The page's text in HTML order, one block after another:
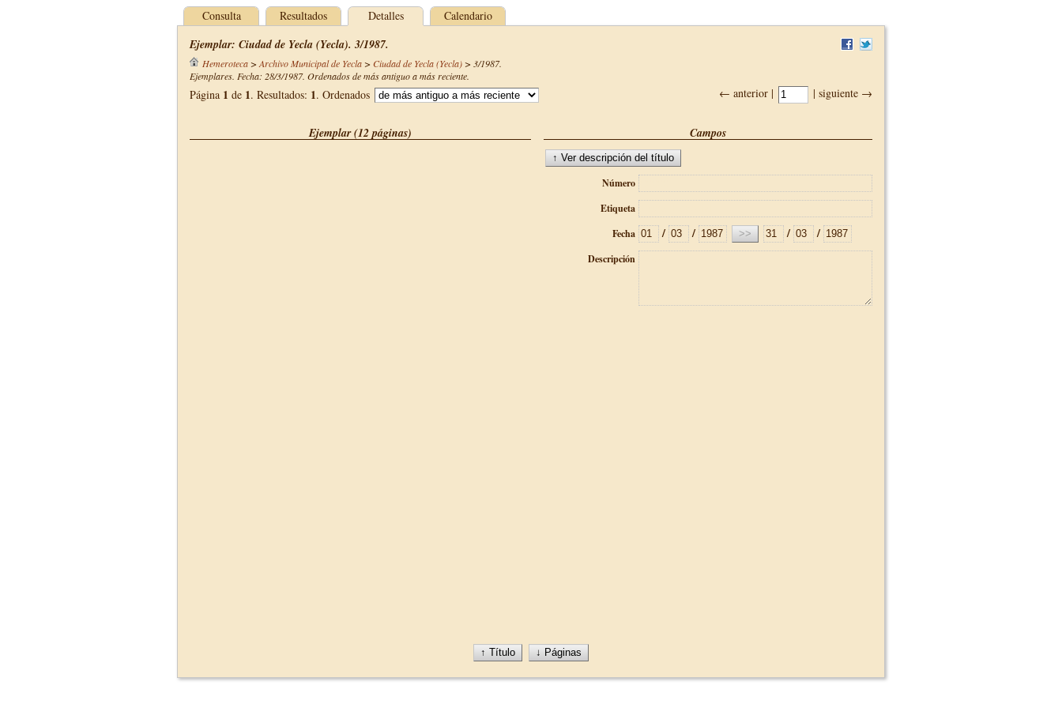
Consulta Resultados Detalles Calendario
Ejemplar: Ciudad de Yecla (Yecla). 3/1987.
Hemeroteca> Archivo Municipal de Yecla> Ciudad de Yecla (Yecla)> 3/1987.
Ejemplares. Fecha: 28/3/1987. Ordenados de más antiguo a más reciente.
← anterior | | siguiente →
Página 1 de 1. Resultados: 1. Ordenados
Ejemplar (12 páginas) Campos
Número
Etiqueta
Fecha
/ / / /
Descripción